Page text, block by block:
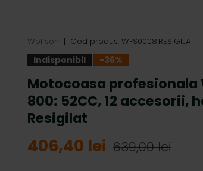
Wolfson | Cod produs: WFS0008.RESIGILAT
Indisponibil -36%
Motocoasa profesionala
800: 52CC, 12 accesorii,
Resigilat
406,40 lei 639,00 lei